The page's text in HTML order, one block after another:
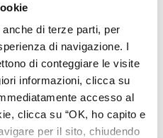
di terze parti, per
di navigazione. I
di conteggiare le visite
informazioni, clicca su
accesso al
clicca su “OK, ho capito e
per il sito, chiudendo
riducendo il numero dei
agente.
LINKEDIN